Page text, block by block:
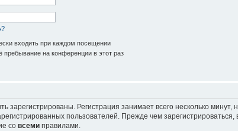
входить при каждом посещении
пребывание на конференции в этот раз
Регистрация занимает всего несколько
пользователей. Прежде чем
со всеми правилами.